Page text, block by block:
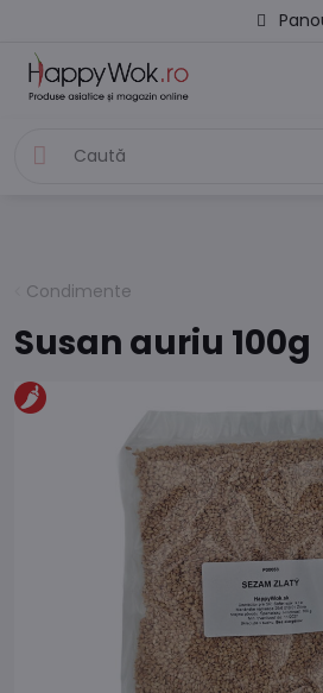
Condimente
Susan auriu 100g